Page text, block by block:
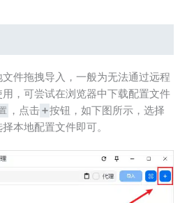
件拖拽导入，一般为无法通过远程
，可尝试在浏览器中下载配置文件
，点击 ➕按钮，如下图所示，选择
本地配置文件即可。